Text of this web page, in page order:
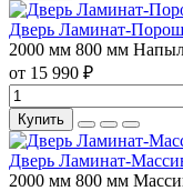
Дверь Ламинат-
2000 мм 800 мм
от 15 990 ₽
Купить
Дверь Ламинат-
2000 мм 800 мм